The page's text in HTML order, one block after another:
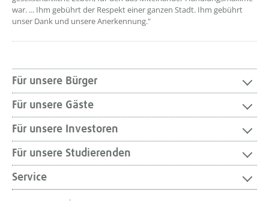
war. ... Ihm gebührt der Respekt einer ganzen Stadt. Ihm gebührt
unser Dank und unsere Anerkennung."
Für unsere Bürger
Für unsere Gäste
Für unsere Investoren
Für unsere Studierenden
Service